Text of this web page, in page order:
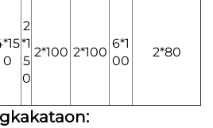
0
2
*1
5
0
2*100 2*100
6*1
00
2*80